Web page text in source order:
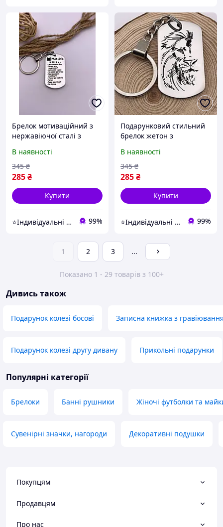
Брелок мотиваційний з
нержавіючої сталі з
планів на рік (напис
можна змінити)
В наявності
285₴
345 ₴
Купити
⭐Індивідуальні подарунки з любов'ю 99%
Подарунковий стильний
брелок жетон з
зображенням лева (напис
можна змінити)
В наявності
285₴
345 ₴
Купити
⭐Індивідуальні подарунки з любов'ю 99%
1 2 3 ...
Показано 1 - 29 товарів з 100+
Дивись також
Подарунок колезі босові Записна книжка з
Подарунок колезі другу дивану Прикольні подарунки
Популярні категорії
Брелоки Банні рушники Жіночі футболки та
Сувенірні значки, нагороди Декоративні подушки
Покупцям
Продавцям
Про нас